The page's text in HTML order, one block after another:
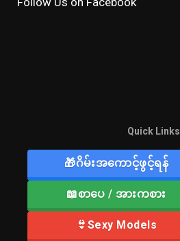
Quick Links
🎁ဂိမ်းအကောင့်ဖွင့်ရန်
📖စာပေ / အားကစား
👙Sexy Models